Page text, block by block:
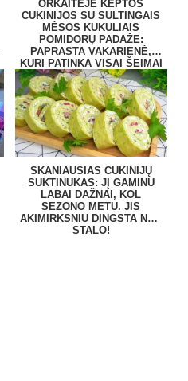
ORKAITĖJE KEPTOS
CUKINIJOS SU SULTINGAIS
MĖSOS KUKULIAIS
POMIDORŲ PADAŽE:
PAPRASTA VAKARIENĖ,
KURI PATINKA VISAI ŠEIMAI
SKANIAUSIAS CUKINIJŲ
SUKTINUKAS: JĮ GAMINU
LABAI DAŽNAI, KOL
SEZONO METU. JIS
AKIMIRKSNIU DINGSTA NUO
STALO!